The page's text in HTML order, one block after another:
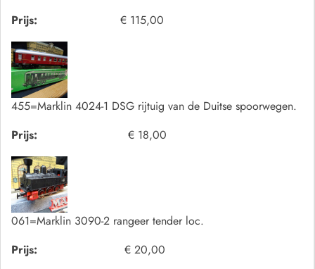
Prijs:
€ 115,00
455=Marklin 4024-1 DSG rijtuig van de Duitse spoorwegen.
Prijs:
€ 18,00
061=Marklin 3090-2 rangeer tender loc.
Prijs:
€ 20,00